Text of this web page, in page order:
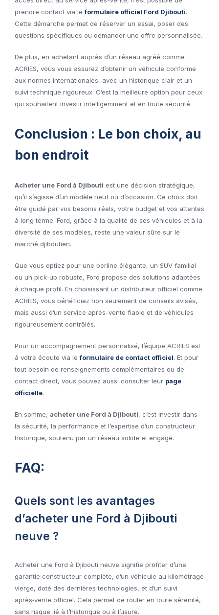
prendre contact via leformulaire officiel Ford Djibouti.
Cette démarche permet de réserver un essai, poser des
questions spécifiques ou demander une offre personnalisée.
De plus, en achetant auprès d’un réseau agréé comme
ACRIES, vous vous assurez d’obtenir un véhicule conforme
aux normes internationales, avec un historique clair et un
suivi technique rigoureux. C’est la meilleure option pour ceux
qui souhaitent investir intelligemment et en toute sécurité.
Conclusion : Le bon choix, au
bon endroit
Acheter une Ford à Djibouti est une décision stratégique,
qu’il s’agisse d’un modèle neuf ou d’occasion. Ce choix doit
être guidé par vos besoins réels, votre budget et vos attentes
à long terme. Ford, grâce à la qualité de ses véhicules et à la
diversité de ses modèles, reste une valeur sûre sur le
marché djiboutien.
Que vous optiez pour une berline élégante, un SUV familial
ou un pick-up robuste, Ford propose des solutions adaptées
à chaque profil. En choisissant un distributeur officiel comme
ACRIES, vous bénéficiez non seulement de conseils avisés,
mais aussi d’un service après-vente fiable et de véhicules
rigoureusement contrôlés.
Pour un accompagnement personnalisé, l’équipe ACRIES est
à votre écoute via leformulaire de contact officiel. Et pour
tout besoin de renseignements complémentaires ou de
contact direct, vous pouvez aussi consulter leur page
officielle.
En somme, acheter une Ford à Djibouti, c’est investir dans
la sécurité, la performance et l’expertise d’un constructeur
historique, soutenu par un réseau solide et engagé.
FAQ:
Quels sont les avantages
d’acheter une Ford à Djibouti
neuve ?
Acheter une Ford à Djibouti neuve signifie profiter d’une
garantie constructeur complète, d’un véhicule au kilométrage
vierge, doté des dernières technologies, et d’un suivi
après‑vente officiel. Cela permet de rouler en toute sérénité,
sans risque lié à l’historique ou à l’usure.